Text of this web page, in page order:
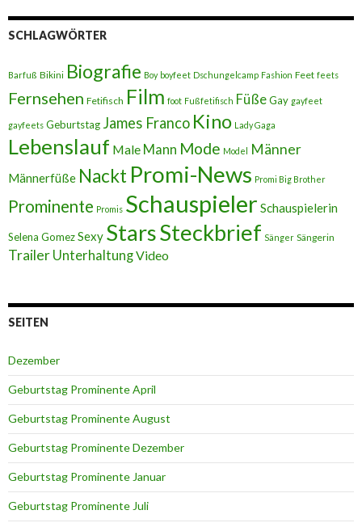
SCHLAGWÖRTER
Barfuß Bikini Biografie Boy boyfeet Dschungelcamp Fashion Feet feets
Fernsehen Fetifisch Film foot Fußfetifisch FüßeGay gayfeet
gayfeets Geburtstag James Franco Kino Lady Gaga
Lebenslauf Male Mann Mode Model Männer
Männerfüße Nackt Promi-News Promi Big Brother
Prominente Promis Schauspieler Schauspielerin
Selena GomezSexy StarsSteckbrief Sänger Sängerin
Trailer UnterhaltungVideo
SEITEN
Dezember
Geburtstag Prominente April
Geburtstag Prominente August
Geburtstag Prominente Dezember
Geburtstag Prominente Januar
Geburtstag Prominente Juli